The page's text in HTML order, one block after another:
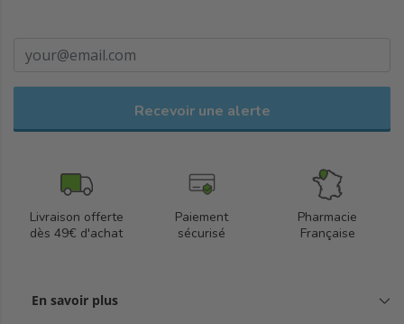
Recevoir une alerte
Livraison offerte
dès 49€ d'achat
Paiement
sécurisé
Pharmacie
Française
En savoir plus